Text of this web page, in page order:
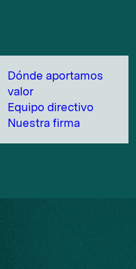
Dónde aportamos
valor
Equipo directivo
Nuestra firma